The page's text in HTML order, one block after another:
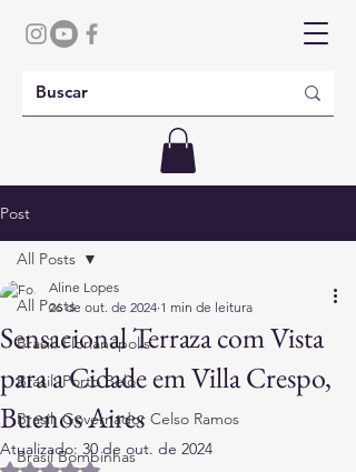
Post
All Posts
Brasil: Florianópolis
Brasil: Porto Belo
Brasil: Governador Celso Ramos
Brasil Bombinhas
All Posts
Sensacional Terraza com Vista
para a Cidade em Villa Crespo,
Buenos Aires
Aline Lopes
26 de out. de 2024 1 min de leitura
Atualizado: 30 de out. de 2024